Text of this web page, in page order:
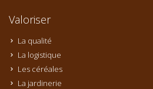
Valoriser
La qualité
La logistique
Les céréales
La jardinerie